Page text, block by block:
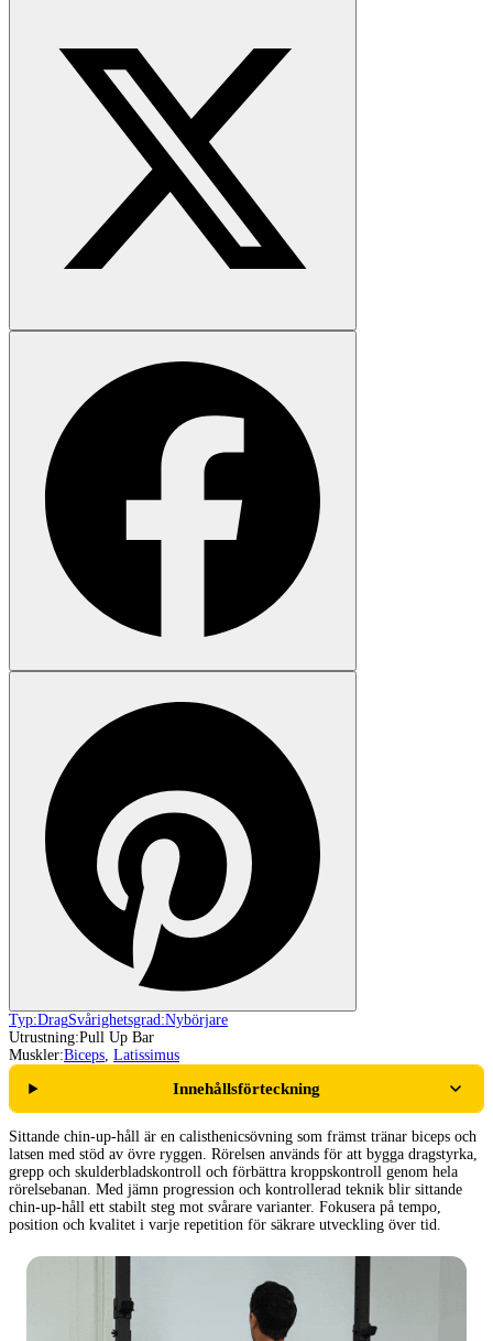
Typ:DragSvårighetsgrad:Nybörjare
Utrustning:Pull Up Bar
Muskler:Biceps, Latissimus
Innehållsförteckning
Sittande chin-up-håll är en calisthenicsövning som främst tränar biceps och
latsen med stöd av övre ryggen. Rörelsen används för att bygga dragstyrka,
grepp och skulderbladskontroll och förbättra kroppskontroll genom hela
rörelsebanan. Med jämn progression och kontrollerad teknik blir sittande
chin-up-håll ett stabilt steg mot svårare varianter. Fokusera på tempo,
position och kvalitet i varje repetition för säkrare utveckling över tid.